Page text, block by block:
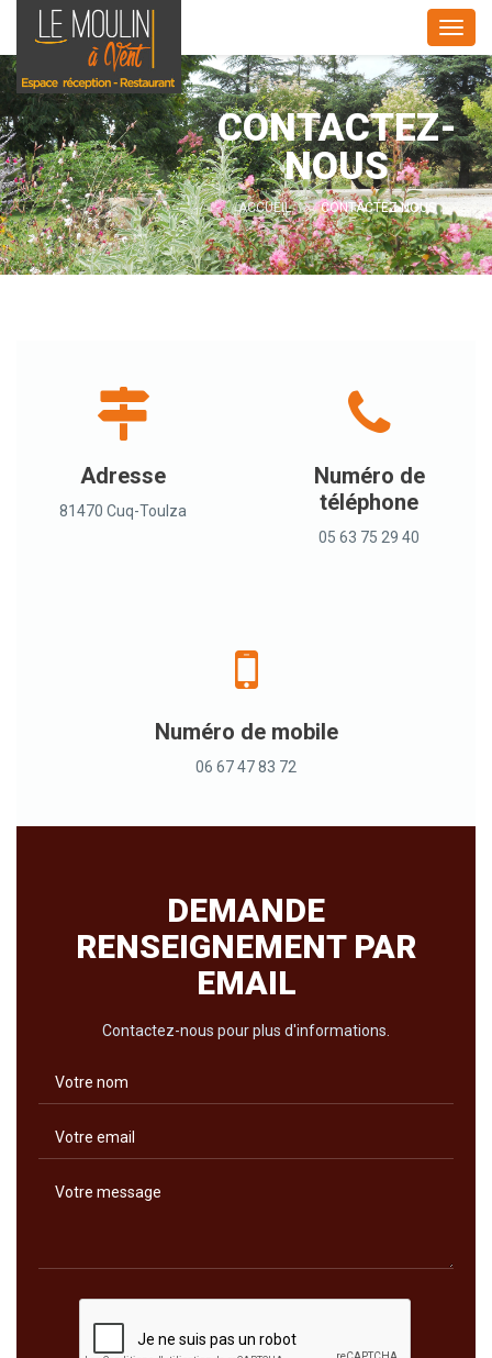
CONTACTEZ-
NOUS
ACCUEIL CONTACTEZ-NOUS
Adresse
81470 Cuq-Toulza
Numéro de
téléphone
05 63 75 29 40
Numéro de mobile
06 67 47 83 72
DEMANDE
RENSEIGNEMENT PAR
EMAIL
Contactez-nous pour plus d'informations.